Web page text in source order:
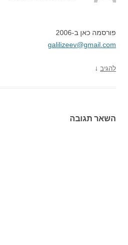
פורסמה כאן ב-2006
galilizeev@gmail.com
להגיב ↓
השאר תגובה